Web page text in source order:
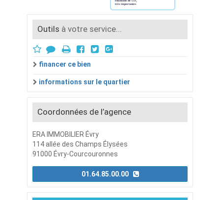
Outils à votre service...
financer ce bien
informations sur le quartier
Coordonnées de l’agence
ERA IMMOBILIER Évry
114 allée des Champs Élysées
91000 Évry-Courcouronnes